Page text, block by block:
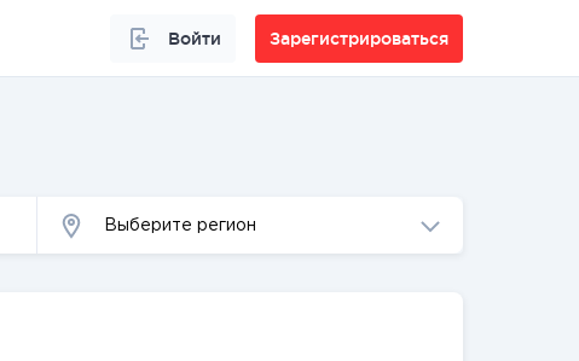
Войти Зарегистрироваться
Выберите регион